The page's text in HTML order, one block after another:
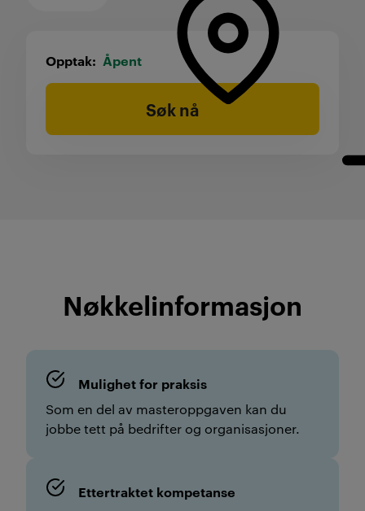
Opptak Åpent
Søk nå
Nøkkelinformasjon
Mulighet for praksis
Som en del av masteroppgaven kan du
jobbe tett på bedrifter og organisasjoner.
Ettertraktet kompetanse